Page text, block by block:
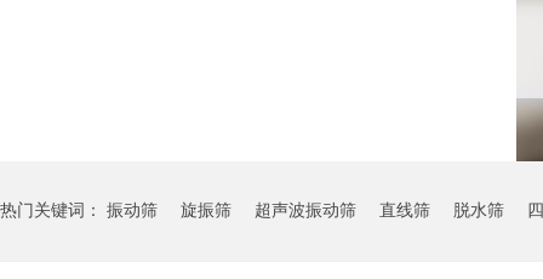
热门关键词： 振动筛 旋振筛 超声波振动筛 直线筛 脱水筛